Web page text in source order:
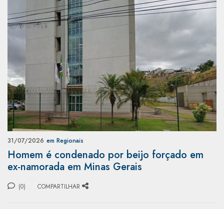
31/07/2026 em Regionais
Homem é condenado por beijo forçado em
ex-namorada em Minas Gerais
(0) COMPARTILHAR